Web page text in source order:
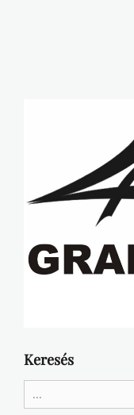
Keresés
for: